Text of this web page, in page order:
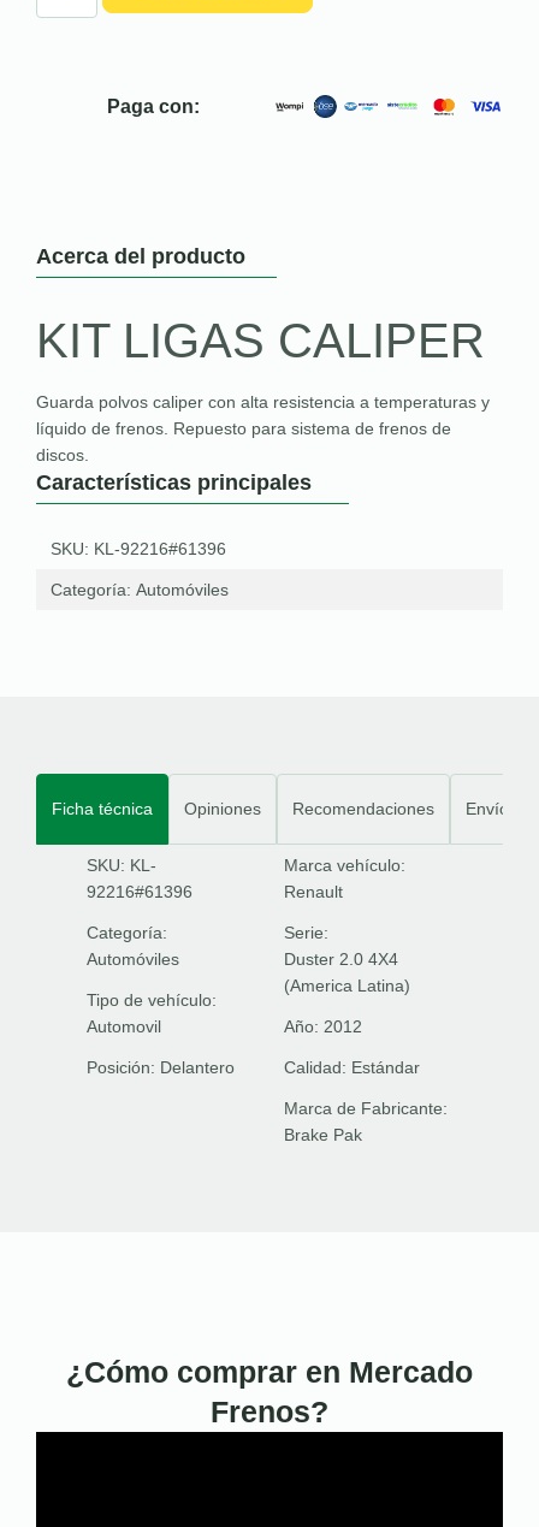
Paga con:
Acerca del producto
KIT LIGAS CALIPER
Guarda polvos caliper con alta resistencia a temperaturas y
líquido de frenos. Repuesto para sistema de frenos de
discos.
Características principales
SKU: KL-92216#61396
Categoría: Automóviles
Ficha técnica Opiniones Recomendaciones Envíos
SKU: KL-
92216#61396
Categoría:
Automóviles
Tipo de vehículo:
Automovil
Posición: Delantero
Marca vehículo:
Renault
Serie:
Duster 2.0 4X4
(America Latina)
Año: 2012
Calidad: Estándar
Marca de Fabricante:
Brake Pak
¿Cómo comprar en Mercado
Frenos?